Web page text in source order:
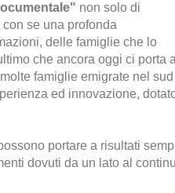
non solo di
se una profonda
delle famiglie che lo
che ancora oggi ci porta a
famiglie emigrate nel sud
ed innovazione,
portare a risultati
dovuti da un lato al